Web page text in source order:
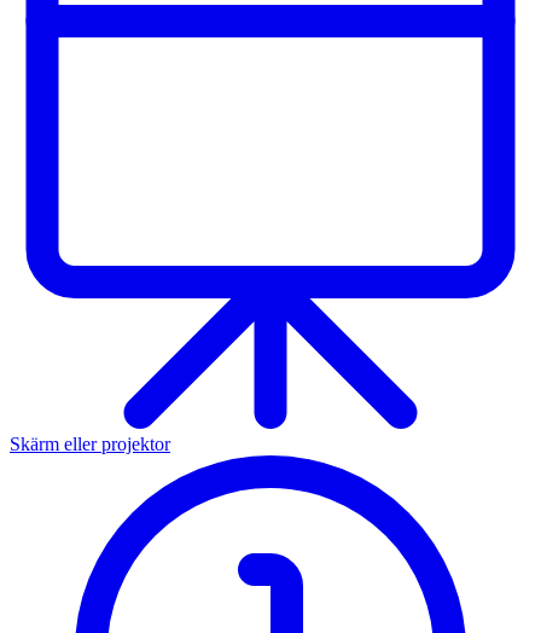
Skärm eller projektor